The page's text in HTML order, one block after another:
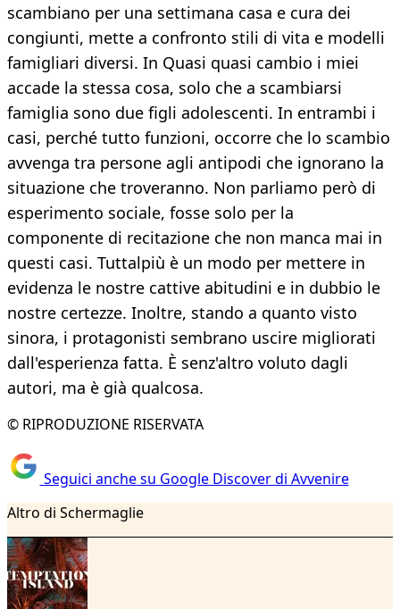
scambiano per una settimana casa e cura dei
congiunti, mette a confronto stili di vita e modelli
famigliari diversi. In Quasi quasi cambio i miei
accade la stessa cosa, solo che a scambiarsi
famiglia sono due figli adolescenti. In entrambi i
casi, perché tutto funzioni, occorre che lo scambio
avvenga tra persone agli antipodi che ignorano la
situazione che troveranno. Non parliamo però di
esperimento sociale, fosse solo per la
componente di recitazione che non manca mai in
questi casi. Tuttalpiù è un modo per mettere in
evidenza le nostre cattive abitudini e in dubbio le
nostre certezze. Inoltre, stando a quanto visto
sinora, i protagonisti sembrano uscire migliorati
dall'esperienza fatta. È senz'altro voluto dagli
autori, ma è già qualcosa.
© RIPRODUZIONE RISERVATA
Seguici anche su Google Discover di Avvenire
Altro di Schermaglie